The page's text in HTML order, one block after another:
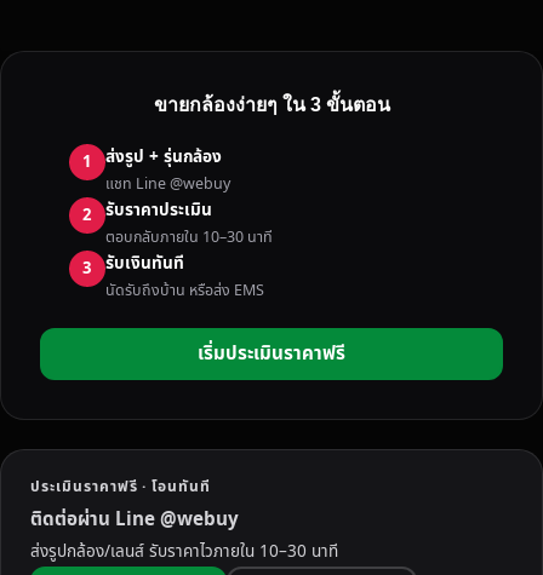
ล้
C
A
N
O
N
ใ
า
สู
ง
บ
ริ
ขายกล้องง่ายๆ ใน 3 ขั้นตอน
1 ส่งรูป + รุ่นกล้อง
แชท Line @webuy
2 รับราคาประเมิน
ตอบกลับภายใน 10–30 นาที
3 รับเงินทันที
นัดรับถึงบ้าน หรือส่ง EMS
เริ่มประเมินราคาฟรี
ประเมินราคาฟรี · โอนทันที
ติดต่อผ่าน Line @webuy
ส่งรูปกล้อง/เลนส์ รับราคาไวภายใน 10–30 นาที